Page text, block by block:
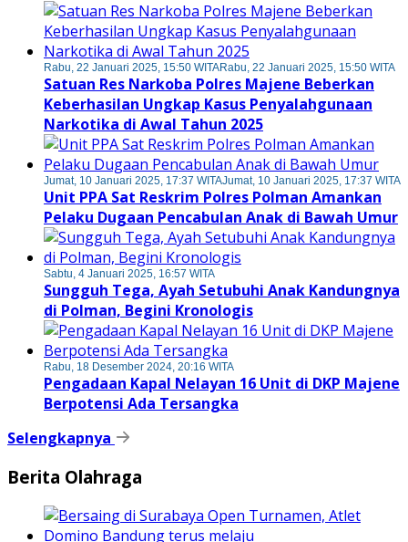
Rabu, 22 Januari 2025, 15:50 WITARabu, 22 Januari 2025, 15:50 WITA
Satuan Res Narkoba Polres Majene Beberkan
Keberhasilan Ungkap Kasus Penyalahgunaan
Narkotika di Awal Tahun 2025
Jumat, 10 Januari 2025, 17:37 WITAJumat, 10 Januari 2025, 17:37 WITA
Unit PPA Sat Reskrim Polres Polman Amankan
Pelaku Dugaan Pencabulan Anak di Bawah Umur
Sabtu, 4 Januari 2025, 16:57 WITA
Sungguh Tega, Ayah Setubuhi Anak Kandungnya
di Polman, Begini Kronologis
Rabu, 18 Desember 2024, 20:16 WITA
Pengadaan Kapal Nelayan 16 Unit di DKP Majene
Berpotensi Ada Tersangka
Selengkapnya
Berita Olahraga